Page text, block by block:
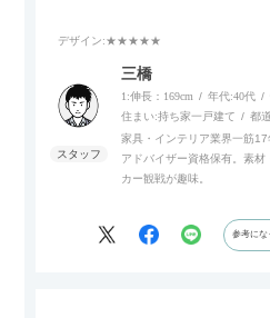
また、補助テーブルとして使用可
内部にもプリンターなどが置ける
でテレビ台以外にもオフィスなど
サイドボードとして多目的な用途
また、扉は横方向へのスライド式
ペースを最小限に抑えられ、省ス
デザイン:★★★★★
三橋
1:伸長：169cm 年代:40代
住まい:持ち家一戸建て 都
家具・インテリア業界一筋
アドバイザー資格保有。素材
カー観戦が趣味。
参考にな